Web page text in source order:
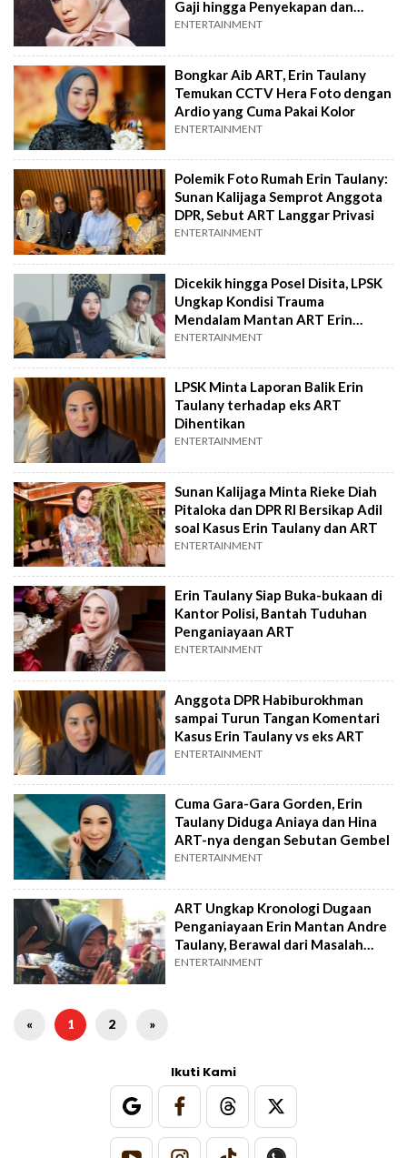
Gaji hingga Penyekapan dan
Pemukulan
ENTERTAINMENT
Bongkar Aib ART, Erin Taulany
Temukan CCTV Hera Foto dengan
Ardio yang Cuma Pakai Kolor
ENTERTAINMENT
Polemik Foto Rumah Erin Taulany:
Sunan Kalijaga Semprot Anggota
DPR, Sebut ART Langgar Privasi
ENTERTAINMENT
Dicekik hingga Posel Disita, LPSK
Ungkap Kondisi Trauma
Mendalam Mantan ART Erin
Taulany
ENTERTAINMENT
LPSK Minta Laporan Balik Erin
Taulany terhadap eks ART
Dihentikan
ENTERTAINMENT
Sunan Kalijaga Minta Rieke Diah
Pitaloka dan DPR RI Bersikap Adil
soal Kasus Erin Taulany dan ART
ENTERTAINMENT
Erin Taulany Siap Buka-bukaan di
Kantor Polisi, Bantah Tuduhan
Penganiayaan ART
ENTERTAINMENT
Anggota DPR Habiburokhman
sampai Turun Tangan Komentari
Kasus Erin Taulany vs eks ART
ENTERTAINMENT
Cuma Gara-Gara Gorden, Erin
Taulany Diduga Aniaya dan Hina
ART-nya dengan Sebutan Gembel
ENTERTAINMENT
ART Ungkap Kronologi Dugaan
Penganiayaan Erin Mantan Andre
Taulany, Berawal dari Masalah
Sepele
ENTERTAINMENT
« 1 2 »
Ikuti Kami